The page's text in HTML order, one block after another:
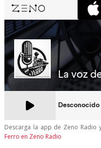
Descarga la app de Zeno Radio
Ferro en Zeno Radio